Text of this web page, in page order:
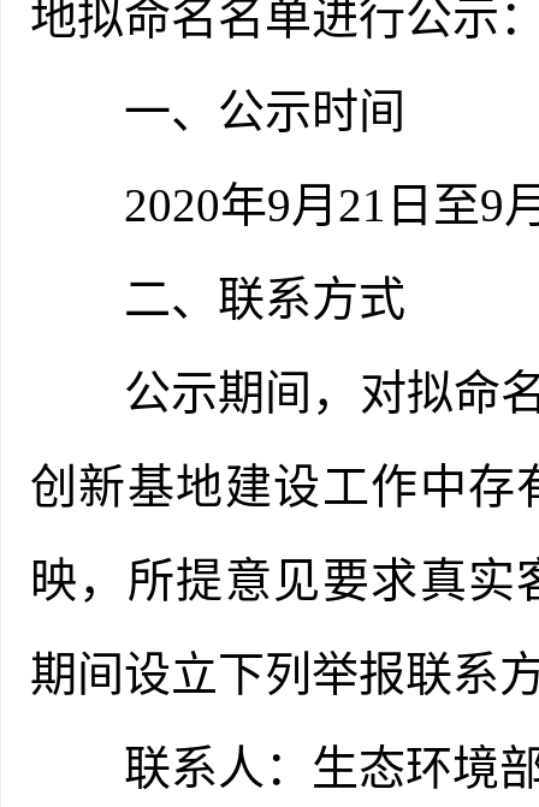
地拟命名名单进行公示
一、公示时间
2020年9月21日至9
二、联系方式
公示期间，对拟命名
创新基地建设工作中存
映，所提意见要求真
期间设立下列举报联系
联系人：生态环境部